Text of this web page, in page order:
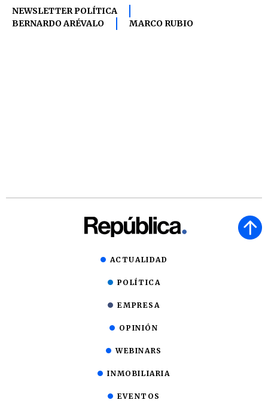
NEWSLETTER POLÍTICA
BERNARDO ARÉVALO
MARCO RUBIO
ACTUALIDAD
POLÍTICA
EMPRESA
OPINIÓN
WEBINARS
INMOBILIARIA
EVENTOS